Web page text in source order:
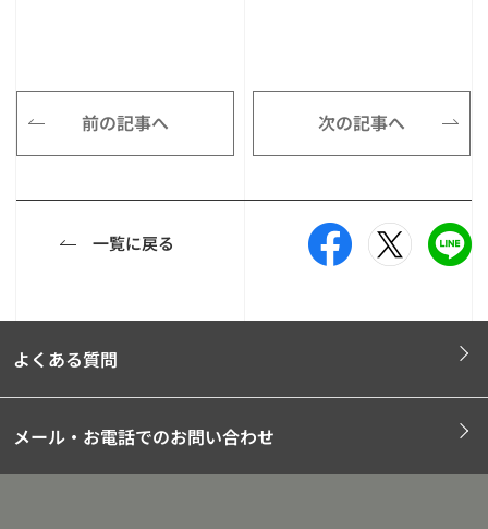
前の記事へ 次の記事へ
一覧に戻る
よくある質問
メール・お電話でのお問い合わせ